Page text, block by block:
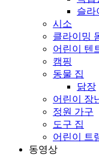
슬라
시소
클라이밍
어린이 텐
캠핑
동물 집
닭장
어린이 장
정원 가구
도구 집
어린이 트
동영상